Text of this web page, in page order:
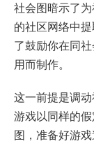
社会图暗示了
的社区网络中
了鼓励你在同
用而制作。
这一前提是调
游戏以同样的
图，准备好游戏